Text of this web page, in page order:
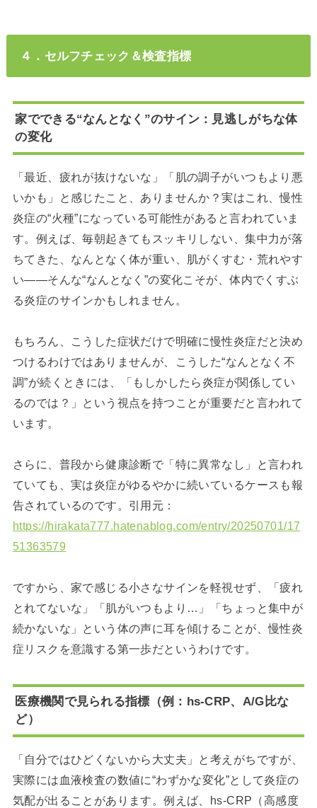
４．セルフチェック＆検査指標
家でできる“なんとなく”のサイン：見逃しがちな体
の変化
「最近、疲れが抜けないな」「肌の調子がいつもより悪
いかも」と感じたこと、ありませんか？実はこれ、慢性
炎症の“火種”になっている可能性があると言われていま
す。例えば、毎朝起きてもスッキリしない、集中力が落
ちてきた、なんとなく体が重い、肌がくすむ・荒れやす
い――そんな“なんとなく”の変化こそが、体内でくすぶ
る炎症のサインかもしれません。
もちろん、こうした症状だけで明確に慢性炎症だと決め
つけるわけではありませんが、こうした“なんとなく不
調”が続くときには、「もしかしたら炎症が関係してい
るのでは？」という視点を持つことが重要だと言われて
います。
さらに、普段から健康診断で「特に異常なし」と言われ
ていても、実は炎症がゆるやかに続いているケースも報
告されているのです。引用元：
https://hirakata777.hatenablog.com/entry/20250701/17
51363579
ですから、家で感じる小さなサインを軽視せず、「疲れ
とれてないな」「肌がいつもより…」「ちょっと集中が
続かないな」という体の声に耳を傾けることが、慢性炎
症リスクを意識する第一歩だというわけです。
医療機関で見られる指標（例：hs-CRP、A/G比な
ど）
「自分ではひどくないから大丈夫」と考えがちですが、
実際には血液検査の数値に“わずかな変化”として炎症の
気配が出ることがあります。例えば、hs‑CRP（高感度